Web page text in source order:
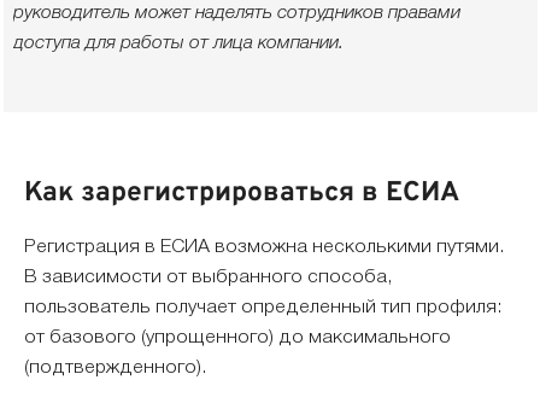
руководитель может наделять сотрудников правами
доступа для работы от лица компании.
Как зарегистрироваться в ЕСИА
Регистрация в ЕСИА возможна несколькими путями.
В зависимости от выбранного способа,
пользователь получает определенный тип профиля:
от базового (упрощенного) до максимального
(подтвержденного).